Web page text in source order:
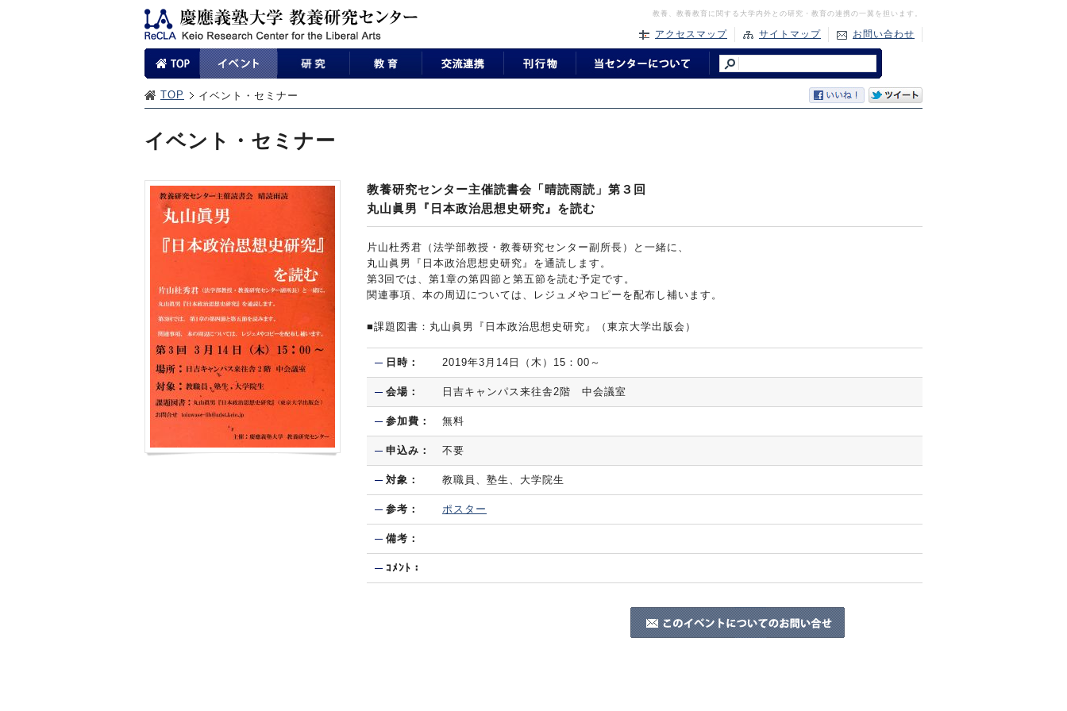
教養、教養教育に関する大学内外との研究・教育の連携の一翼を担います。
アクセスマップ サイトマップ お問い合わせ
TOP イベント・セミナー
イベント・セミナー
教養研究センター主催読書会「晴読雨読」第３回
丸山眞男『日本政治思想史研究』を読む
片山杜秀君（法学部教授・教養研究センター副所長）と一緒に、
丸山眞男『日本政治思想史研究』を通読します。
第3回では、第1章の第四節と第五節を読む予定です。
関連事項、本の周辺については、レジュメやコピーを配布し補います。
■課題図書：丸山眞男『日本政治思想史研究』（東京大学出版会）
日時： 2019年3月14日（木）15：00～
会場： 日吉キャンパス来往舎2階 中会議室
参加費： 無料
申込み： 不要
対象： 教職員、塾生、大学院生
参考： ポスター
備考：
ｺﾒﾝﾄ：